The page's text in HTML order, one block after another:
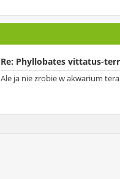
Re: Phyllobates vittatus-
Ale ja nie zrobie w akwarium